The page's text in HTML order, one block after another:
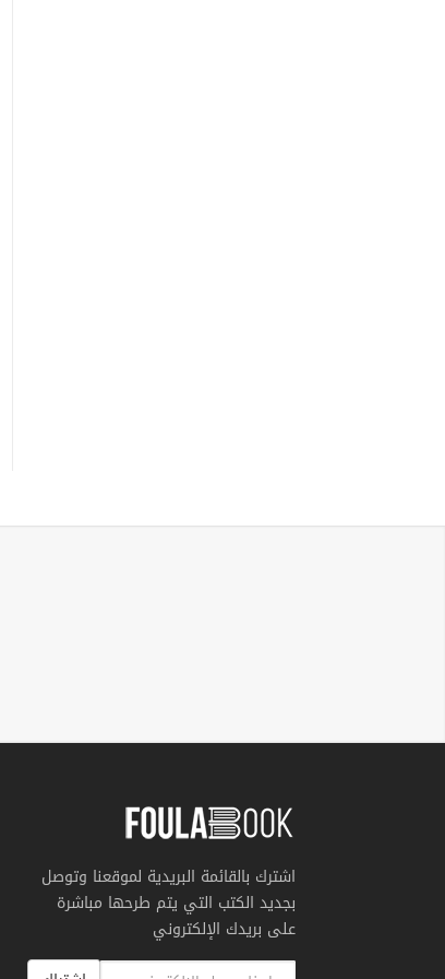
اشترك بالقائمة البريدية لموقعنا وتوصل
بجديد الكتب التي يتم طرحها مباشرة
على بريدك الإلكتروني